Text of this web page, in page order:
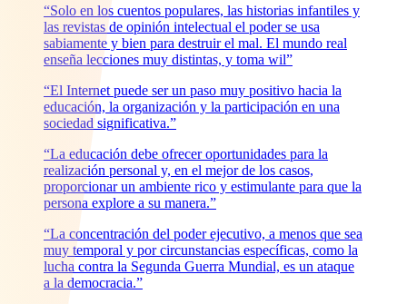
“Solo en los cuentos populares, las historias infantiles y
las revistas de opinión intelectual el poder se usa
sabiamente y bien para destruir el mal. El mundo real
enseña lecciones muy distintas, y toma wil”
“El Internet puede ser un paso muy positivo hacia la
educación, la organización y la participación en una
sociedad significativa.”
“La educación debe ofrecer oportunidades para la
realización personal y, en el mejor de los casos,
proporcionar un ambiente rico y estimulante para que la
persona explore a su manera.”
“La concentración del poder ejecutivo, a menos que sea
muy temporal y por circunstancias específicas, como la
lucha contra la Segunda Guerra Mundial, es un ataque
a la democracia.”